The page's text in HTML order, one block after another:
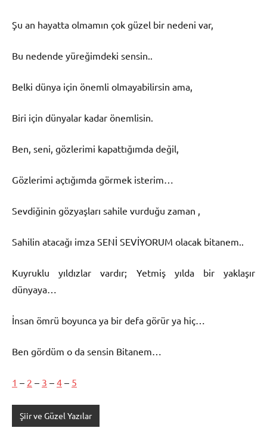
Şu an hayatta olmamın çok güzel bir nedeni var,
Bu nedende yüreğimdeki sensin..
Belki dünya için önemli olmayabilirsin ama,
Biri için dünyalar kadar önemlisin.
Ben, seni, gözlerimi kapattığımda değil,
Gözlerimi açtığımda görmek isterim…
Sevdiğinin gözyaşları sahile vurduğu zaman ,
Sahilin atacağı imza SENİ SEVİYORUM olacak bitanem..
Kuyruklu yıldızlar vardır; Yetmiş yılda bir yaklaşır
dünyaya…
İnsan ömrü boyunca ya bir defa görür ya hiç…
Ben gördüm o da sensin Bitanem…
1 – 2 – 3 – 4 – 5
Şiir ve Güzel Yazılar